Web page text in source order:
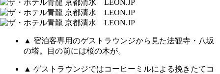
▲ 宿泊客専用のゲストラウンジから見た法観寺・八坂
の塔。目の前には桜の木が。
▲ ゲストラウンジではコーヒーミルによる挽きたてコ